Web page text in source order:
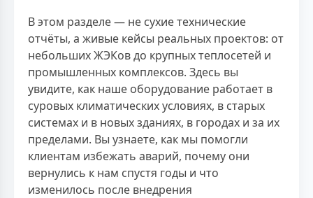
В этом разделе — не сухие технические
отчёты, а живые кейсы реальных проектов: от
небольших ЖЭКов до крупных теплосетей и
промышленных комплексов. Здесь вы
увидите, как наше оборудование работает в
суровых климатических условиях, в старых
системах и в новых зданиях, в городах и за их
пределами. Вы узнаете, как мы помогли
клиентам избежать аварий, почему они
вернулись к нам спустя годы и что
изменилось после внедрения